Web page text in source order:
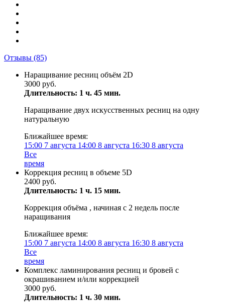
Отзывы (85)
Наращивание ресниц объём 2D
3000 руб.
Длительность: 1 ч. 45 мин.
Наращивание двух искусственных ресниц на одну
натуральную
Ближайшее время:
15:00 7 августа 14:00 8 августа 16:30 8 августа
Все
время
Коррекция ресниц в объеме 5D
2400 руб.
Длительность: 1 ч. 15 мин.
Коррекция объёма , начиная с 2 недель после
наращивания
Ближайшее время:
15:00 7 августа 14:00 8 августа 16:30 8 августа
Все
время
Комплекс ламинирования ресниц и бровей с
окрашиванием и/или коррекцией
3000 руб.
Длительность: 1 ч. 30 мин.